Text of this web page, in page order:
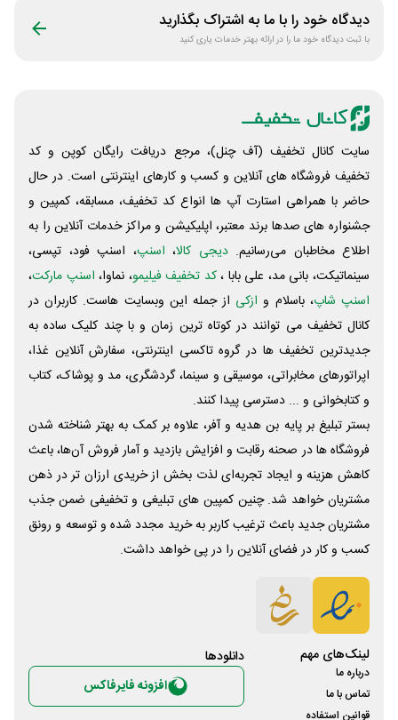
دیدگاه خود را با ما به اشتراک بگذارید
با ثبت دیدگاه خود ما را در ارائه بهتر خدمات یاری کنید
سایت کانال تخفیف (آف چنل)، مرجع دریافت رایگان کوپن و کد
تخفیف فروشگاه های آنلاین و کسب و‌ کارهای اینترنتی است. در حال
حاضر با همراهی استارت آپ ها انواع کد تخفیف، مسابقه، کمپین و
جشنواره های صدها برند معتبر، اپلیکیشن و مراکز خدمات آنلاین را به
اطلاع مخاطبان می‌رسانیم. دیجی کالا، اسنپ، اسنپ فود، تپسی،
سینماتیکت، بانی مد، علی‌ بابا ،کد تخفیف فیلیمو، نماوا، اسنپ مارکت،
اسنپ شاپ، باسلام و ازکی از جمله این وبسایت ‌هاست. کاربران در
کانال تخفیف می توانند در کوتاه ترین زمان و با چند کلیک ساده به
جدیدترین تخفیف ها در گروه تاکسی اینترنتی، سفارش آنلاین غذا،
اپراتورهای مخابراتی، موسیقی و سینما، گردشگری، مد و پوشاک، کتاب
و کتابخوانی و ... دسترسی پیدا کنند.
بستر تبلیغ بر پایه بن هدیه و آفر، علاوه بر کمک به بهتر شناخته شدن
فروشگاه ها در صحنه رقابت و افزایش بازدید و آمار فروش آن‌ها، باعث
کاهش هزینه و ایجاد تجربه‌ای لذت بخش از خریدی ارزان تر در ذهن
مشتریان خواهد شد. چنین کمپین های تبلیغی و تخفیفی ضمن جذب
مشتریان جدید باعث ترغیب کاربر به خرید مجدد شده و توسعه و رونق
کسب و کار در فضای آنلاین را در پی خواهد داشت.
لینک‌های مهم
درباره ما
تماس با ما
قوانین استفاده
دانلود‌ها
افزونه فایرفاکس